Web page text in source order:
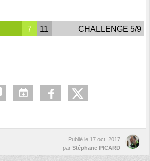
7 11 CHALLENGE 5/9
Publié le 17 oct. 2017
par Stéphane PICARD